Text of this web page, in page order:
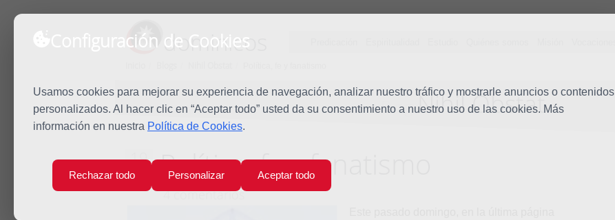
Configuración de Cookies
Usamos cookies para mejorar su experiencia de navegación, analizar nuestro tráfico y mostrarle anuncios o contenidos
personalizados. Al hacer clic en “Aceptar todo” usted da su consentimiento a nuestro uso de las cookies. Más
información en nuestra Política de Cookies.
Rechazar todo Personalizar Aceptar todo
dominicos
BlogNihil Obstat
19
Sep Política, fe y fanatismo
4 comentarios